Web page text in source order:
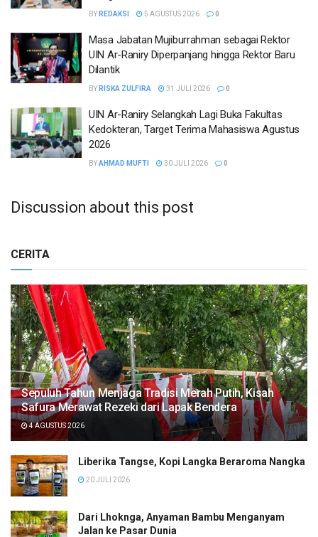
BY REDAKSI 5 AGUSTUS 2026 0
Masa Jabatan Mujiburrahman sebagai Rektor
UIN Ar-Raniry Diperpanjang hingga Rektor Baru
Dilantik
BY RISKA ZULFIRA 31 JULI 2026 0
UIN Ar-Raniry Selangkah Lagi Buka Fakultas
Kedokteran, Target Terima Mahasiswa Agustus
2026
BYAHMAD MUFTI 30 JULI 2026 0
Discussion about this post
CERITA
Sepuluh Tahun Menjaga Tradisi Merah Putih, Kisah
Safura Merawat Rezeki dari Lapak Bendera
4 AGUSTUS 2026
Liberika Tangse, Kopi Langka Beraroma Nangka
20 JULI 2026
Dari Lhoknga, Anyaman Bambu Menganyam
Jalan ke Pasar Dunia